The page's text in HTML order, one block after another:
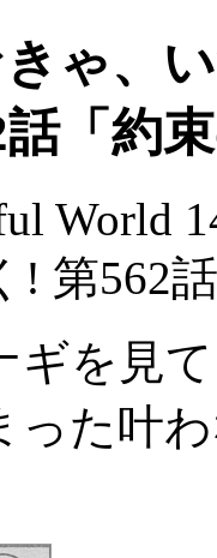
きゃ、
話「約
World
! 第562
ギを見
った叶